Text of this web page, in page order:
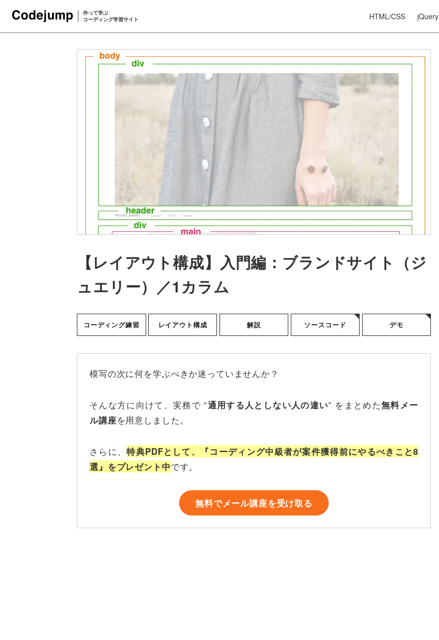
作って学ぶ
コーディング学習サイト
HTML/CSS jQuery
【レイアウト構成】入門編：ブランドサイト（ジ
ュエリー）／1カラム
コーディング練習 レイアウト構成 解説 ソースコード デモ
模写の次に何を学ぶべきか迷っていませんか？
そんな方に向けて、実務で “通用する人としない人の違い” をまとめた無料メー
ル講座を用意しました。
さらに、特典PDFとして、『コーディング中級者が案件獲得前にやるべきこと8
選』をプレゼント中です。
無料でメール講座を受け取る